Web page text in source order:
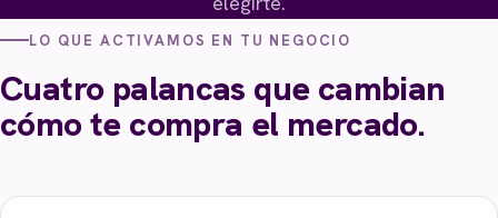
LO QUE ACTIVAMOS EN TU NEGOCIO
Cuatro palancas que cambian
cómo te compra el mercado.